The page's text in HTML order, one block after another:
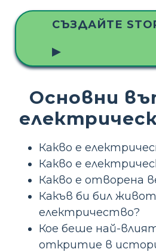
СЪЗДАЙТЕ
▶
Основни
Какво е
Какво е
Какво е отворена
Какъв би бил
електричество?
Кое беше най-
откритие в